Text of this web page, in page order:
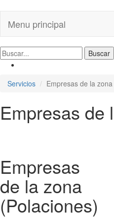
Menu principal
Servicios Empresas de la zona
Empresas de
Empresas
de la zona
(Polaciones)